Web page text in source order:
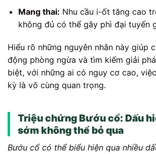
Mang thai: Nhu cầu i-ốt tăng cao
không đủ có thể gây phì đại tuyến
Hiểu rõ những nguyên nhân này giúp
động phòng ngừa và tìm kiếm giải
biệt, với những ai có nguy cơ cao,
kỳ là vô cùng quan trọng.
Triệu chứng Bướu cổ: Dấu
sớm không thể bỏ qua
Bướu cổ có thể biểu hiện qua nhiều